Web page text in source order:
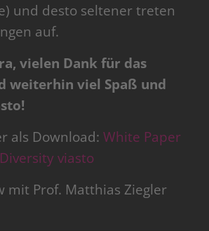
und desto seltener treten
auf.
vielen Dank für das
weiterhin viel Spaß und
als Download:White Paper
viasto
mit Prof. Matthias Ziegler